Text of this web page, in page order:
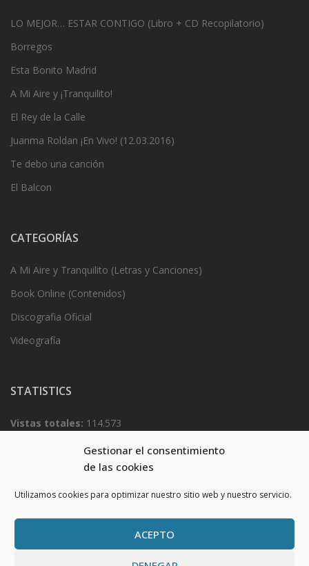
Gestionar el consentimiento
de las cookies
Utilizamos cookies para optimizar nuestro sitio web y nuestro servicio.
ACEPTO
LO MEJOR… ESTAR CONTIGO (Libro + CD Recopilatorio)
Borregos
Esta Bonito Madrid
A Mi Aire y ¡Tranquilito!
El Rey de la Calle
Juanma Roldan ¡En Vivo! (12.03.2016)
Te debo una canción
El Balcon
CATEGORÍAS
A Mi Aire y Tranquilito (Letras y Canciones)
Book Online (Contenidos)
Discografia Oficial
Videografía
STATISTICS
Vistas totales: 114.573
Total visitantes:54.920